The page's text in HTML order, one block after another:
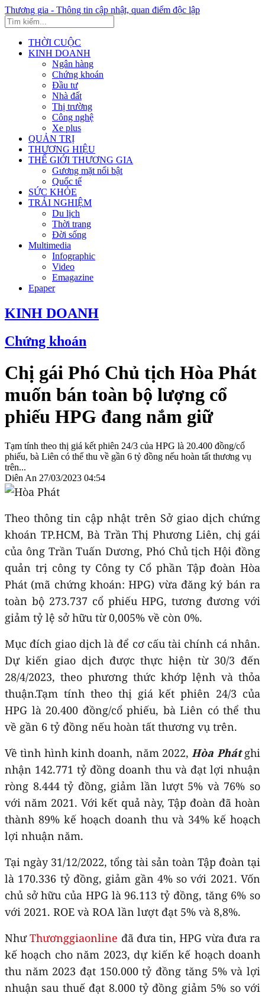
Thương gia - Thông tin cập nhật, quan điểm độc lập
THỜI CUỘC
KINH DOANH
Ngân hàng
Chứng khoán
Đầu tư
Nhà đất
Thị trường
Công nghệ
Xe plus
QUẢN TRỊ
THƯƠNG HIỆU
THẾ GIỚI THƯƠNG GIA
Gương mặt nổi bật
Quốc tế
SỨC KHỎE
TRẢI NGHIỆM
Du lịch
Thời trang
Đời sống
Multimedia
Infographic
Video
Emagazine
Epaper
KINH DOANH
Chứng khoán
Chị gái Phó Chủ tịch Hòa Phát
muốn bán toàn bộ lượng cổ
phiếu HPG đang nắm giữ
Tạm tính theo thị giá kết phiên 24/3 của HPG là 20.400 đồng/cổ
phiếu, bà Liên có thể thu về gần 6 tỷ đồng nếu hoàn tất thương vụ
trên...
Diên An 27/03/2023 04:54
Theo thông tin cập nhật trên Sở giao dịch chứng
khoán TP.HCM, Bà Trần Thị Phương Liên, chị gái
của ông Trần Tuấn Dương, Phó Chủ tịch Hội đồng
quản trị công ty Công ty Cổ phần Tập đoàn Hòa
Phát (mã chứng khoán: HPG) vừa đăng ký bán ra
toàn bộ 273.737 cổ phiếu HPG, tương đương với
giảm tỷ lệ sở hữu từ 0,005% về còn 0%.
Mục đích giao dịch là để cơ cấu tài chính cá nhân.
Dự kiến giao dịch được thực hiện từ 30/3 đến
28/4/2023, theo phương thức khớp lệnh và thỏa
thuận.Tạm tính theo thị giá kết phiên 24/3 của
HPG là 20.400 đồng/cổ phiếu, bà Liên có thể thu
về gần 6 tỷ đồng nếu hoàn tất thương vụ trên.
Về tình hình kinh doanh, năm 2022, Hòa Phátghi
nhận 142.771 tỷ đồng doanh thu và đạt lợi nhuận
ròng 8.444 tỷ đồng, giảm lần lượt 5% và 76% so
với năm 2021. Với kết quả này, Tập đoàn đã hoàn
thành 89% kế hoạch doanh thu và 34% kế hoạch
lợi nhuận năm.
Tại ngày 31/12/2022, tổng tài sản toàn Tập đoàn tại
là 170.336 tỷ đồng, giảm gần 4% so với 2021. Vốn
chủ sở hữu của HPG là 96.113 tỷ đồng, tăng 6% so
với 2021. ROE và ROA lần lượt đạt 5% và 8,8%.
NhưThươnggiaonline đã đưa tin, HPG vừa đưa ra
kế hoạch cho năm 2023, dự kiến kế hoạch doanh
thu năm 2023 đạt 150.000 tỷ đồng tăng 5% và lợi
nhuận sau thuế đạt 8.000 tỷ đồng giảm 5% so với